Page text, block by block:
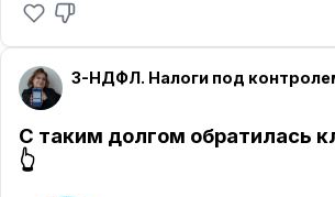
С таким долгом обратилась
👆